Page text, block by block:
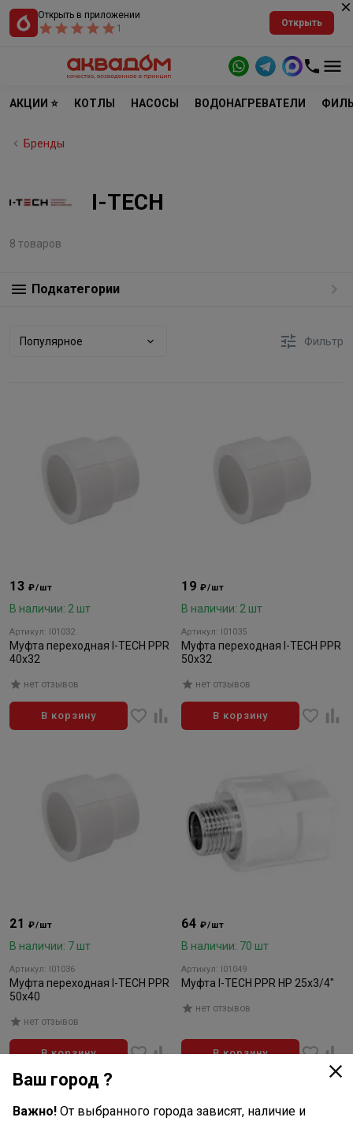
Открыть в приложении
1
Открыть
АКЦИИ ⭐ КОТЛЫ НАСОСЫ ВОДОНАГРЕВАТЕЛИ
Бренды
I-TECH
8 товаров
Подкатегории
Популярное Фильтр
13₽/шт
В наличии: 2 шт
Артикул: I01032
Муфта переходная I-TECH PPR
40x32
нет отзывов
В корзину
19₽/шт
В наличии: 2 шт
Артикул: I01035
Муфта переходная I-TECH PPR
50x32
нет отзывов
В корзину
21₽/шт
В наличии: 7 шт
Артикул: I01036
Муфта переходная I-TECH PPR
50x40
нет отзывов
В корзину
64₽/шт
В наличии: 70 шт
Артикул: I01049
Муфта I-TECH PPR НР 25x3/4"
нет отзывов
В корзину
Ваш город ?
Важно! От выбранного города зависят, наличие и